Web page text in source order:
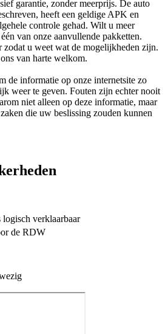
garantie, zonder meerprijs. De auto
heeft een geldige APK en
controle gehad. Wilt u meer
van onze aanvullende pakketten.
u weet wat de mogelijkheden zijn.
van harte welkom.
de informatie op onze internetsite zo
weer te geven. Fouten zijn echter nooit
niet alleen op deze informatie, maar
die uw beslissing zouden kunnen
verklaarbaar
de RDW